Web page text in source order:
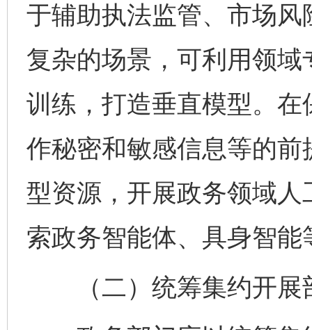
于辅助执法监管、市场
复杂的场景，可利用领
训练，打造垂直模型。
作秘密和敏感信息等的
型资源，开展政务领域
索政务智能体、具身智能
（二）统筹集约开展